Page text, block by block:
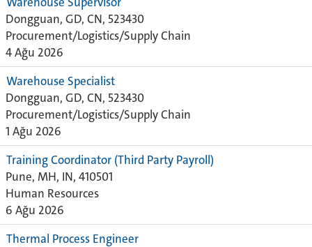
Dongguan, GD, CN, 523430
Procurement/Logistics/Supply Chain
4 Ağu 2026
Warehouse Specialist
Dongguan, GD, CN, 523430
Procurement/Logistics/Supply Chain
1 Ağu 2026
Training Coordinator (Third Party Payroll)
Pune, MH, IN, 410501
Human Resources
6 Ağu 2026
Thermal Process Engineer